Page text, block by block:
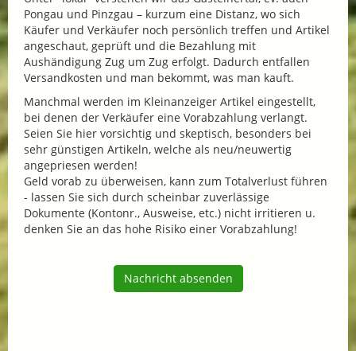
Pongau und Pinzgau – kurzum eine Distanz, wo sich
Käufer und Verkäufer noch persönlich treffen und Artikel
angeschaut, geprüft und die Bezahlung mit
Aushändigung Zug um Zug erfolgt. Dadurch entfallen
Versandkosten und man bekommt, was man kauft.
Manchmal werden im Kleinanzeiger Artikel eingestellt,
bei denen der Verkäufer eine Vorabzahlung verlangt.
Seien Sie hier vorsichtig und skeptisch, besonders bei
sehr günstigen Artikeln, welche als neu/neuwertig
angepriesen werden!
Geld vorab zu überweisen, kann zum Totalverlust führen
- lassen Sie sich durch scheinbar zuverlässige
Dokumente (Kontonr., Ausweise, etc.) nicht irritieren u.
denken Sie an das hohe Risiko einer Vorabzahlung!
Nachricht absenden